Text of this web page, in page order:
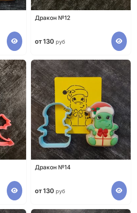
Дракон №12
от 130 руб
Дракон №14
от 130 руб